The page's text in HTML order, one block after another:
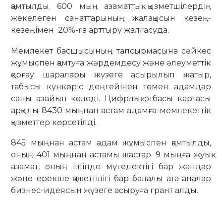
қамтылды. 600 мың азаматтық қызметшілердің
жекелеген санаттарының жалақысын кезең-
кезеңімен 20%-ға арттыру жалғасуда.
Мемлекет басшысының тапсырмасына сәйкес
жұмыспен қамтуға жәрдемдесу және әлеуметтік
қорғау шаралары жүзеге асырылып жатыр,
табысы күнкөріс деңгейінен төмен адамдар
саны азайып келеді. Цифрлық отбасы картасы
арқылы 8430 мыңнан астам адамға мемлекеттік
қызметтер көрсетілді.
845 мыңнан астам адам жұмыспен қамтылды,
оның 401 мыңнан астамы жастар. 9 мыңға жуық
азамат, оның ішінде мүгедектігі бар жандар
және ерекше қажеттілігі бар балалы ата-аналар
бизнес-идеясын жүзеге асыруға грант алды.